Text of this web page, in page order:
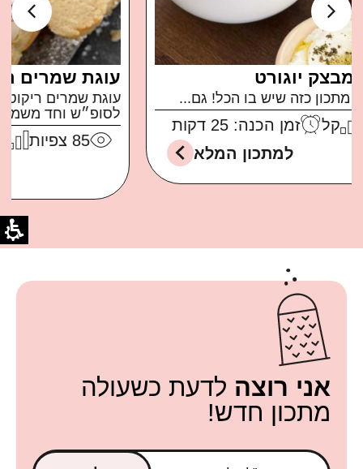
עוגת שמרים ריקוטה ושקדים
עוגת שמרים ריקוטה ושקדים ממכרת ברמות בול
לסופ״ש וחד משמעית...
בינוני
זמן הכנה: 30 דקות
למתכון המלא
אני רוצה לדעת כשעולה
מתכון חדש!